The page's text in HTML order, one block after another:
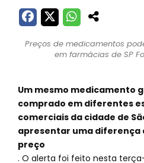
Preços de medicamentos
em farmácias de SP
Um mesmo medicamento
comprado em diferentes
comerciais da cidade de
apresentar uma diferença
preço
. O alerta foi feito nesta